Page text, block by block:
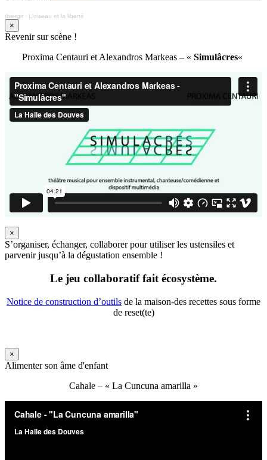
thiergir · L'oiseau et la liberté
×
Revenir sur scène !
Proxima Centauri et Alexandros Markeas – « Simulâcres«
×
S’organiser, échanger, collaborer pour utiliser les ustensiles et
parvenir jusqu’à la dégustation ensemble !
Le jeu collaboratif fait écosystème.
Notice de construction d’outils de la maison-des recettes sous forme
de reset(te)
×
Alimenter son âme d'enfant
Cahale – « La Cuncuna amarilla »